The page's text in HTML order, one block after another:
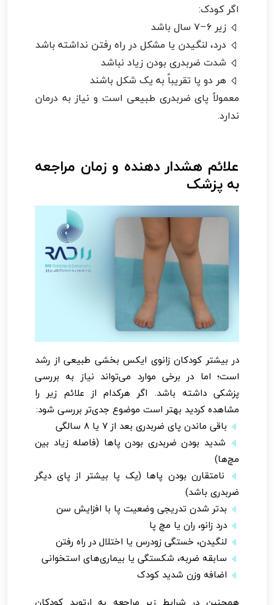
اگر کودک:
زیر ۶–۷ سال باشد
درد، لنگیدن یا مشکل در راه رفتن نداشته باشد
شدت ضربدری بودن زیاد نباشد
هر دو پا تقریباً به یک شکل باشند
معمولاً پای ضربدری طبیعی است و نیاز به درمان
ندارد.
علائم هشدار دهنده و زمان مراجعه
به پزشک
در بیشتر کودکان زانوی ایکس بخشی طبیعی از رشد
است؛ اما در برخی موارد می‌تواند نیاز به بررسی
پزشکی داشته باشد. اگر هرکدام از علائم زیر را
مشاهده کردید بهتر است موضوع جدی‌تر بررسی شود:
باقی ماندن پای ضربدری بعد از ۷ یا ۸ سالگی
شدید بودن ضربدری بودن پاها (فاصله زیاد بین
مچ‌ها)
نامتقارن بودن پاها (یک پا بیشتر از پای دیگر
ضربدری باشد)
بدتر شدن تدریجی وضعیت پا با افزایش سن
درد زانو، ران یا مچ پا
لنگیدن، خستگی زودرس یا اختلال در راه رفتن
سابقه ضربه، شکستگی یا بیماری‌های استخوانی
اضافه وزن شدید کودک